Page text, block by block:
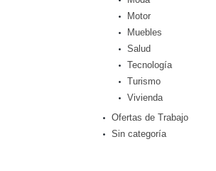
Motor
Muebles
Salud
Tecnología
Turismo
Vivienda
Ofertas de Trabajo
Sin categoría